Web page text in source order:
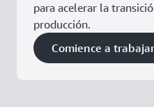
para acelerar la
producción.
Comience a